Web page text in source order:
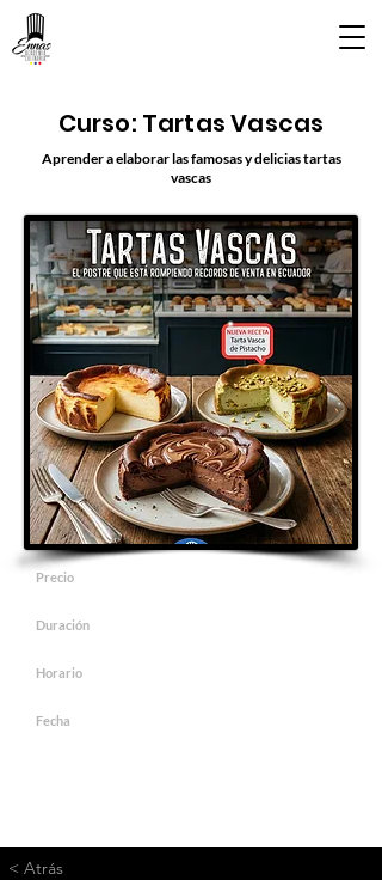
Curso: Tartas Vascas
Aprender a elaborar las famosas y delicias tartas
vascas
Precio
Duración
Horario
Fecha
< Atrás